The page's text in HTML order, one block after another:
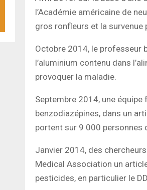
l’Académie américaine de
gros ronfleurs et la survenue
Octobre 2014, le professeur
l’aluminium contenu dans
provoquer la maladie.
Septembre 2014, une
benzodiazépines, dans un
portent sur 9 000 personnes
Janvier 2014, des
Medical Association un
pesticides, en particulier le